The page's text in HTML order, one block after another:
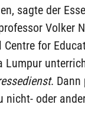
sagte der
Volker
Centre for
Lumpur
. Dann
nicht- oder